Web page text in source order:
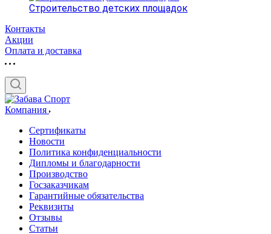
Строительство детских площадок
Контакты
Акции
Оплата и доставка
Компания
Сертификаты
Новости
Политика конфиденциальности
Дипломы и благодарности
Производство
Госзаказчикам
Гарантийные обязательства
Реквизиты
Отзывы
Статьи